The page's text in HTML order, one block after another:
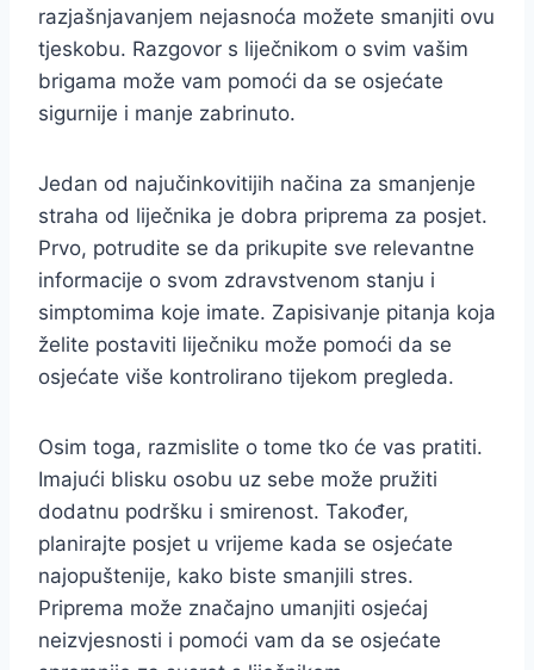
razjašnjavanjem nejasnoća možete smanjiti ovu
tjeskobu. Razgovor s liječnikom o svim vašim
brigama može vam pomoći da se osjećate
sigurnije i manje zabrinuto.
Jedan od najučinkovitijih načina za smanjenje
straha od liječnika je dobra priprema za posjet.
Prvo, potrudite se da prikupite sve relevantne
informacije o svom zdravstvenom stanju i
simptomima koje imate. Zapisivanje pitanja koja
želite postaviti liječniku može pomoći da se
osjećate više kontrolirano tijekom pregleda.
Osim toga, razmislite o tome tko će vas pratiti.
Imajući blisku osobu uz sebe može pružiti
dodatnu podršku i smirenost. Također,
planirajte posjet u vrijeme kada se osjećate
najopuštenije, kako biste smanjili stres.
Priprema može značajno umanjiti osjećaj
neizvjesnosti i pomoći vam da se osjećate